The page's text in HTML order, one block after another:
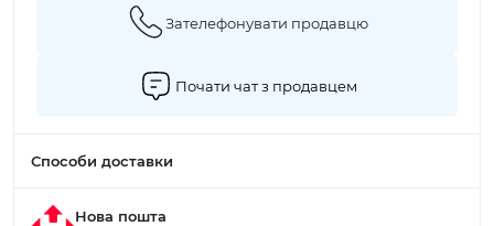
Зателефонувати продавцю
Почати чат з продавцем
Способи доставки
Нова пошта